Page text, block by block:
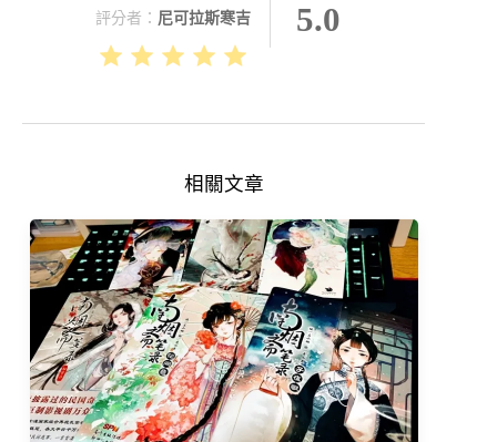
評分者： 尼可拉斯寒吉 5.0
相關文章